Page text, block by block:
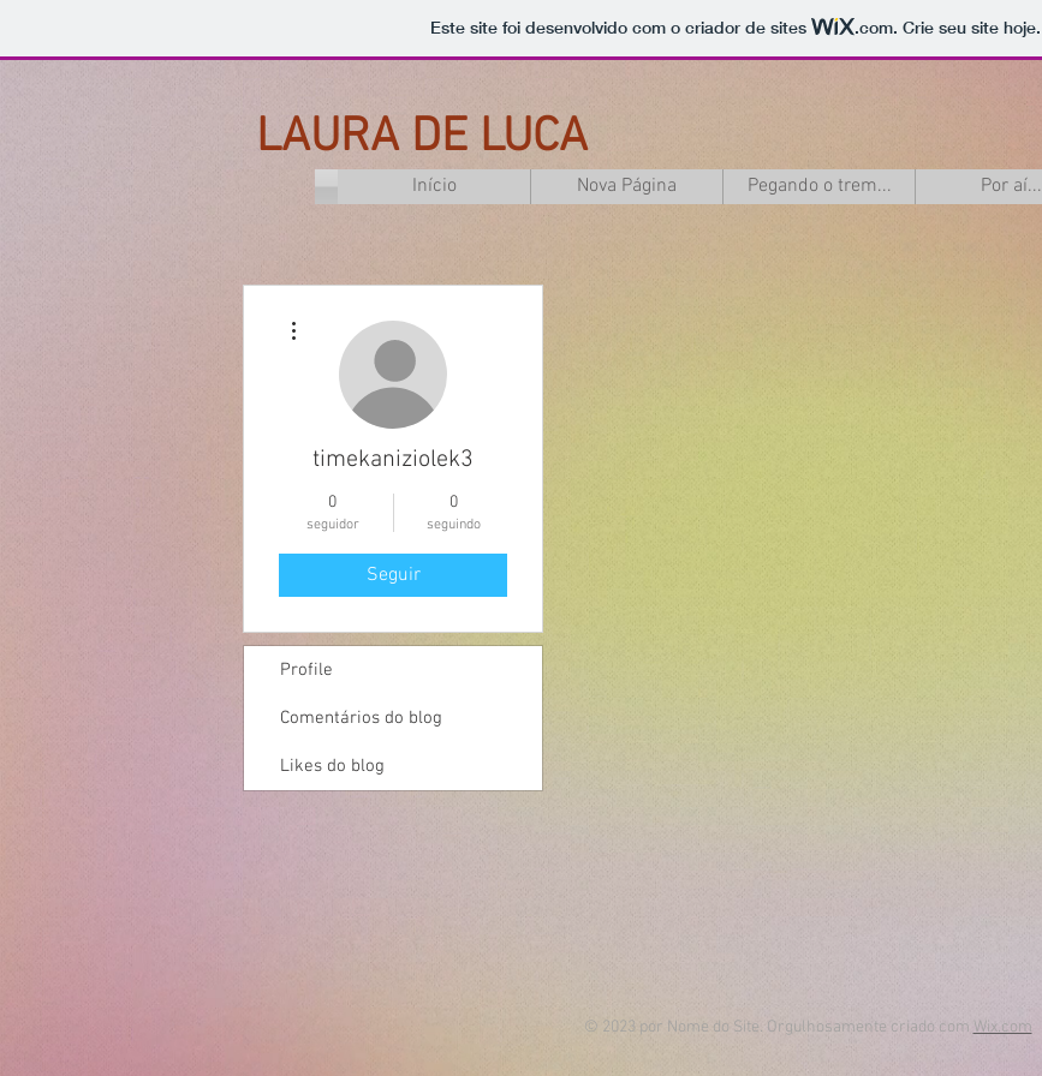
Este site foi desenvolvido com o criador de sites .com. Crie seu site hoje.
LAURA DE LUCA
Início Nova Página Pegando o trem... Por aí...
timekaniziolek3
0
seguidor
0
seguindo
Seguir
Profile
Comentários do blog
Likes do blog
© 2023 por Nome do Site. Orgulhosamente criado com Wix.com